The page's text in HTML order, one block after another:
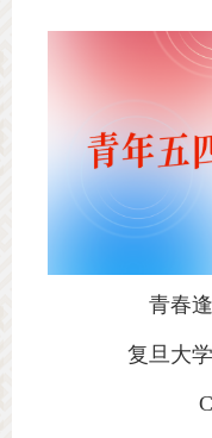
青春
复旦大